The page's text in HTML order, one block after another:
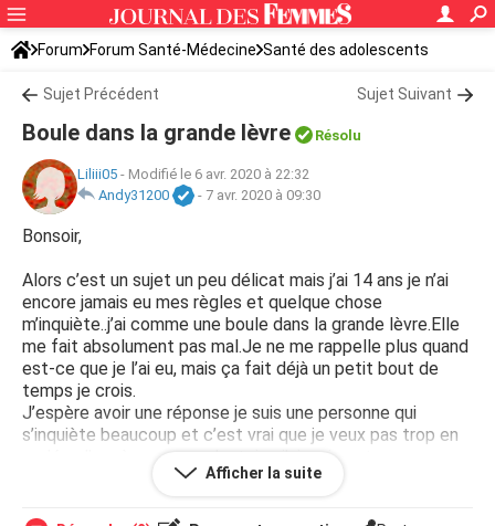
Forum Forum Santé-Médecine Santé des adolescents
Sujet Précédent Sujet Suivant
Boule dans la grande lèvre Résolu
Liliii05 - Modifié le 6 avr. 2020 à 22:32
Andy31200
- 7 avr. 2020 à 09:30
Bonsoir,
Alors c’est un sujet un peu délicat mais j’ai 14 ans je n’ai
encore jamais eu mes règles et quelque chose
m’inquiète..j’ai comme une boule dans la grande lèvre.Elle
me fait absolument pas mal.Je ne me rappelle plus quand
est-ce que je l’ai eu, mais ça fait déjà un petit bout de
temps je crois.
J’espère avoir une réponse je suis une personne qui
s’inquiète beaucoup et c’est vrai que je veux pas trop en
parlée. J’espère que ce n’est rien j’ai vraiment peur..
Afficher la suite